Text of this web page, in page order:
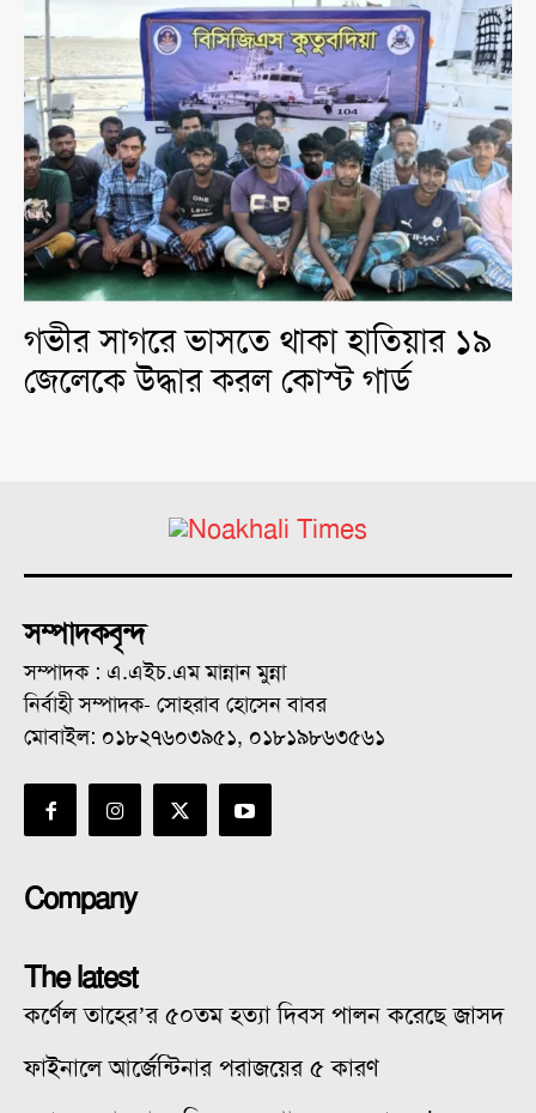
গভীর সাগরে ভাসতে থাকা হাতিয়ার ১৯
জেলেকে উদ্ধার করল কোস্ট গার্ড
সম্পাদকবৃন্দ
সম্পাদক : এ.এইচ.এম মান্নান মুন্না
নির্বাহী সম্পাদক- সোহরাব হোসেন বাবর
মোবাইল: ০১৮২৭৬০৩৯৫১, ০১৮১৯৮৬৩৫৬১
Company
The latest
কর্ণেল তাহের’র ৫০তম হত্যা দিবস পালন করেছে জাসদ
ফাইনালে আর্জেন্টিনার পরাজয়ের ৫ কারণ